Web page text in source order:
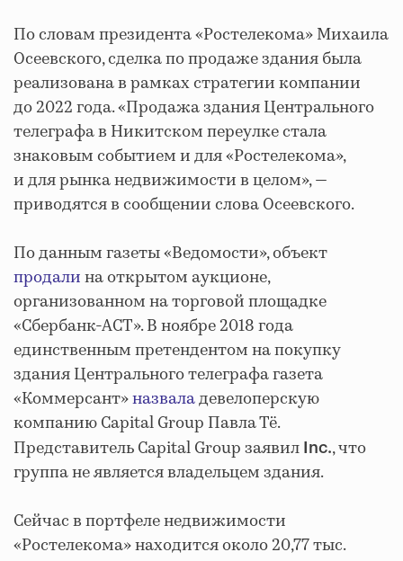
По словам президента «Ростелекома» Михаила
Осеевского, сделка по продаже здания была
реализована в рамках стратегии компании
до 2022 года. «Продажа здания Центрального
телеграфа в Никитском переулке стала
знаковым событием и для «Ростелекома»,
и для рынка недвижимости в целом», —
приводятся в сообщении слова Осеевского.
По данным газеты «Ведомости», объект
продалина открытом аукционе,
организованном на торговой площадке
«Сбербанк-АСТ». В ноябре 2018 года
единственным претендентом на покупку
здания Центрального телеграфа газета
«Коммерсант»назваладевелоперскую
компанию Capital Group Павла Тё.
Представитель Capital Group заявил
Inc., что
группа не является владельцем здания.
Сейчас в портфеле недвижимости
«Ростелекома» находится около 20,77 тыс.